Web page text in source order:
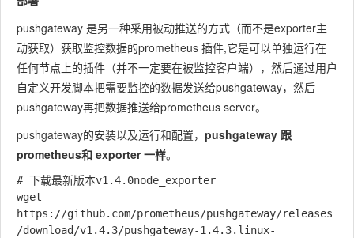
pushgateway 是另⼀种采⽤被动推送的⽅式（⽽不是exporter主
动获取）获取监控数据的prometheus 插件,它是可以单独运⾏在
任何节点上的插件（并不⼀定要在被监控客户端），然后通过⽤户
⾃定义开发脚本把需要监控的数据发送给pushgateway，然后
pushgateway再把数据推送给prometheus server。
pushgateway的安装以及运行和配置， pushgateway 跟
prometheus和 exporter ⼀样。
# 下载最新版本v1.4.0node_exporter
wget
https://github.com/prometheus/pushgateway/releases
/download/v1.4.3/pushgateway-1.4.3.linux-